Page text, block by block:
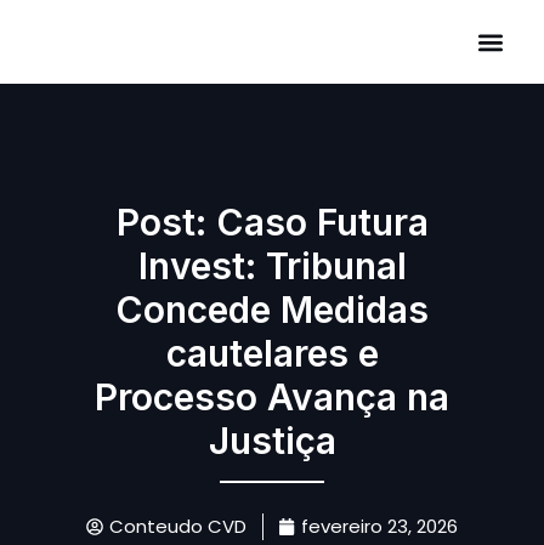
Post: Caso Futura
Invest: Tribunal
Concede Medidas
cautelares e
Processo Avança na
Justiça
Conteudo CVD fevereiro 23, 2026